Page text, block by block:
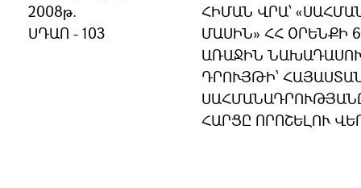
2008թ.
ՍԴԱՈ - 103
ՀԻՄԱՆ ՎՐԱ՝
ՄԱՍԻՆ» ՀՀ ՕՐԵՆՔԻ
ԱՌԱՋԻՆ
ԴՐՈՒՅԹԻ՝
ՀԱՐՑԸ ՈՐՈՇԵԼՈՒ